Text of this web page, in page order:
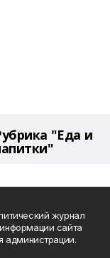
"Еда и
журнал
сайта
администрации.